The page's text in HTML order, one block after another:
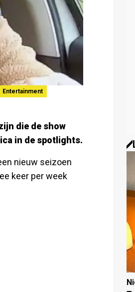
Entertainment
die de show
in de spotlights.
nieuw seizoen
keer per week